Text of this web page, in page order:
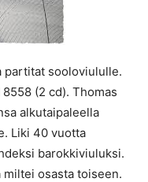
partitat sooloviululle.
(2 cd). Thomas
alkutaipaleella
Liki 40 vuotta
barokkiviuluksi.
miltei osasta toiseen.